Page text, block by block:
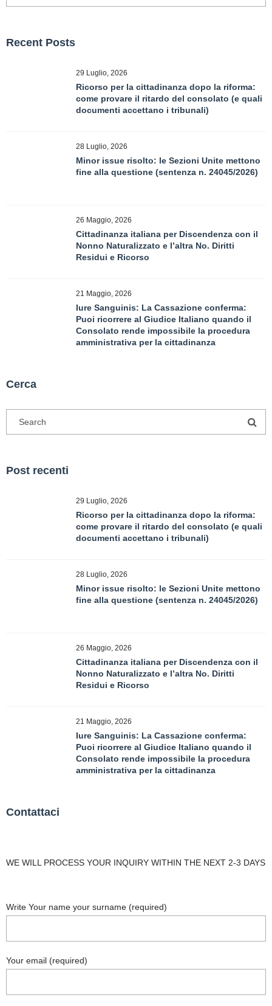
Recent Posts
29 Luglio, 2026
Ricorso per la cittadinanza dopo la riforma:
come provare il ritardo del consolato (e quali
documenti accettano i tribunali)
28 Luglio, 2026
Minor issue risolto: le Sezioni Unite mettono
fine alla questione (sentenza n. 24045/2026)
26 Maggio, 2026
Cittadinanza italiana per Discendenza con il
Nonno Naturalizzato e l’altra No. Diritti
Residui e Ricorso
21 Maggio, 2026
Iure Sanguinis: La Cassazione conferma:
Puoi ricorrere al Giudice Italiano quando il
Consolato rende impossibile la procedura
amministrativa per la cittadinanza
Cerca
Post recenti
29 Luglio, 2026
Ricorso per la cittadinanza dopo la riforma:
come provare il ritardo del consolato (e quali
documenti accettano i tribunali)
28 Luglio, 2026
Minor issue risolto: le Sezioni Unite mettono
fine alla questione (sentenza n. 24045/2026)
26 Maggio, 2026
Cittadinanza italiana per Discendenza con il
Nonno Naturalizzato e l’altra No. Diritti
Residui e Ricorso
21 Maggio, 2026
Iure Sanguinis: La Cassazione conferma:
Puoi ricorrere al Giudice Italiano quando il
Consolato rende impossibile la procedura
amministrativa per la cittadinanza
Contattaci
WE WILL PROCESS YOUR INQUIRY WITHIN THE NEXT 2-3 DAYS
Write Your name your surname (required)
Your email (required)